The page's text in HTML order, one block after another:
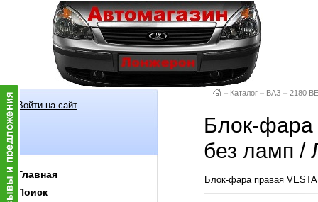
Войти на сайт
Главная
Поиск
– Каталог – ВАЗ – 2180
Блок-фара
без ламп
Блок-фара правая